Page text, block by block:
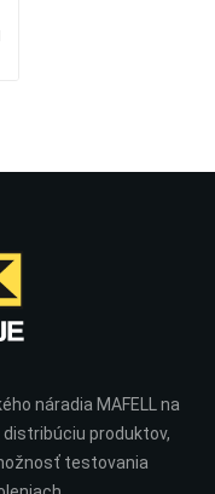
náradia MAFELL na
produktov,
testovania